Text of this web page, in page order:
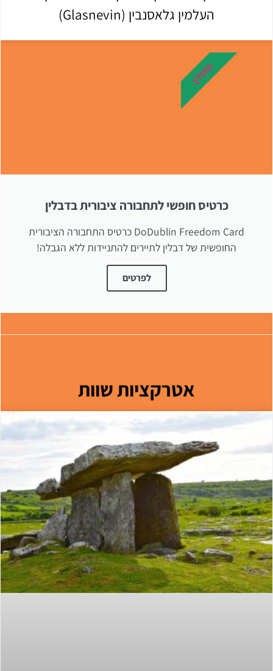
העלמין גלאסנבין (Glasnevin)
כרטיס חופשי לתחבורה ציבורית בדבלין
DoDublin Freedom Card כרטיס התחבורה הציבורית
החופשית של דבלין לתיירים להתניידות ללא הגבלה!
לפרטים
מומלץ
אטרקציות שוות